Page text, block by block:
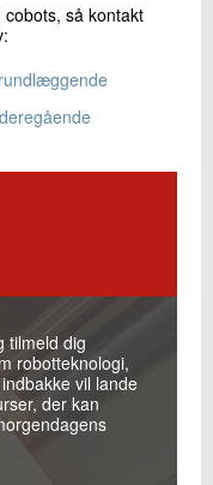
så kontakt
tilmeld dig
robotteknologi,
vil lande
der kan